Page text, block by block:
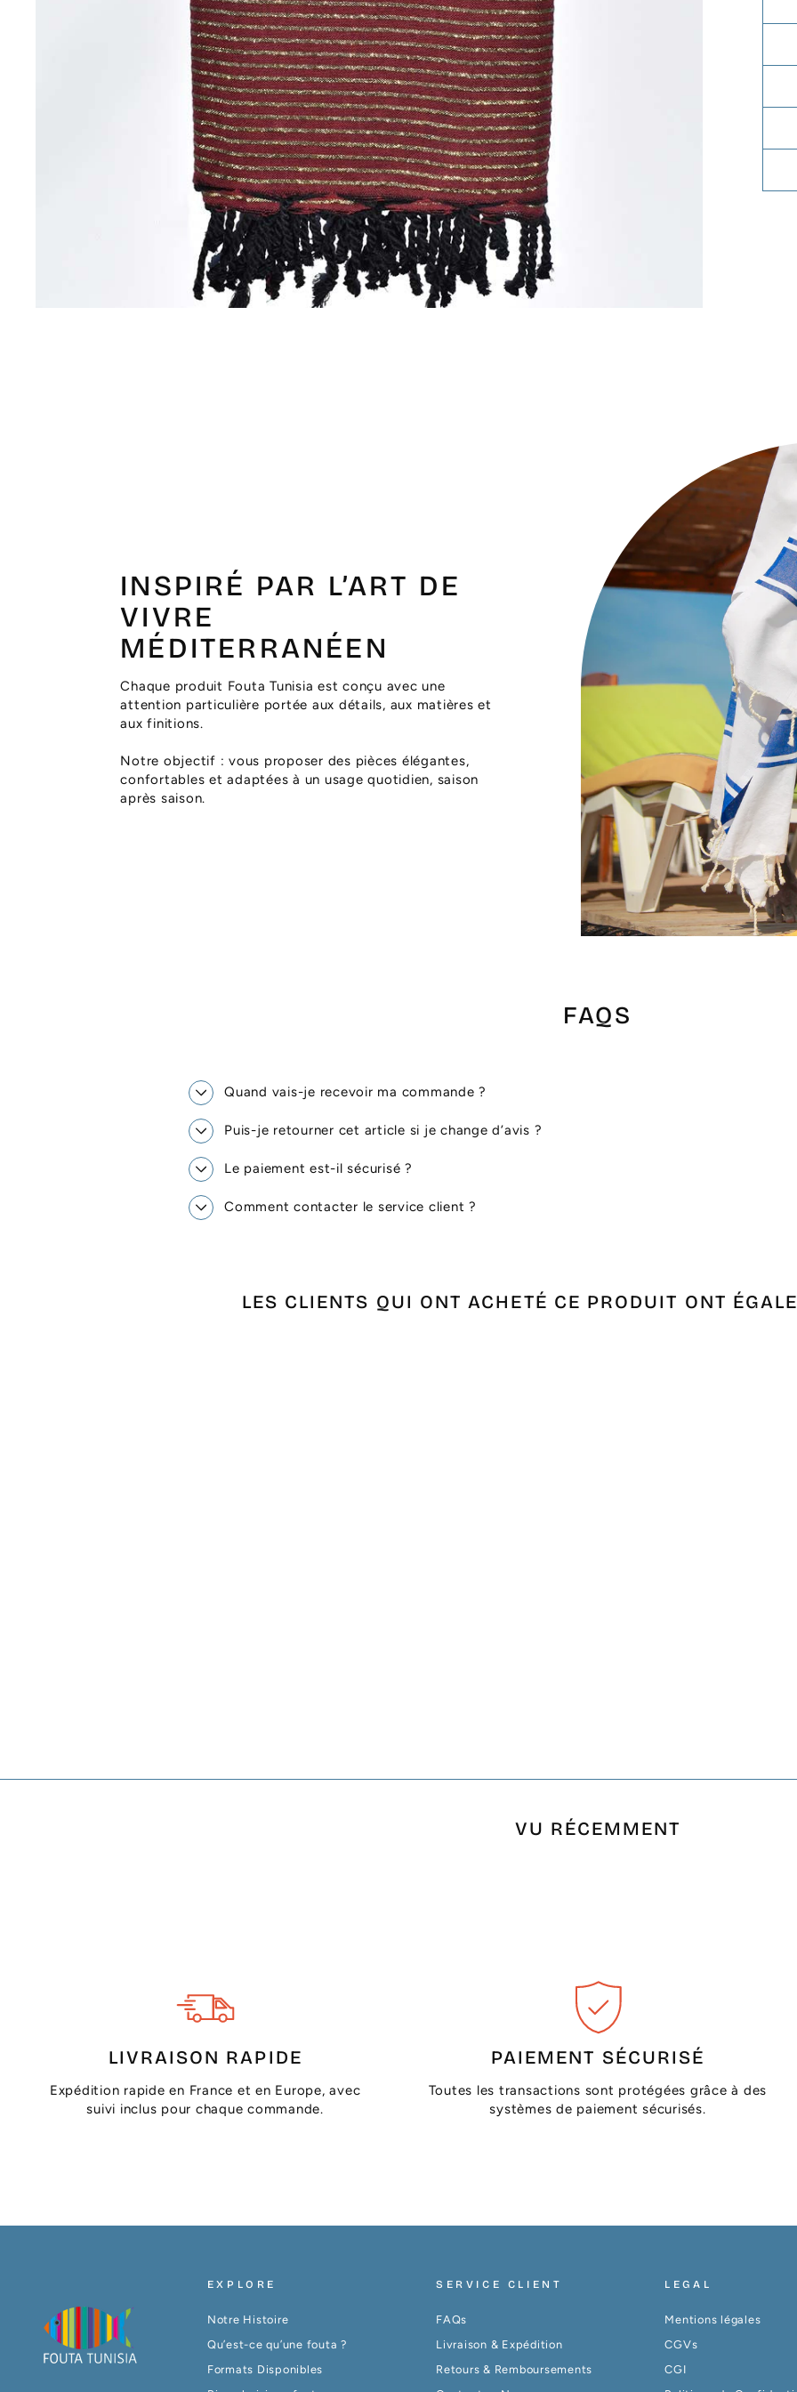
INSPIRÉ PAR L’ART DE
VIVRE
MÉDITERRANÉEN
Chaque produit Fouta Tunisia est conçu avec une
attention particulière portée aux détails, aux matières et
aux finitions.
Notre objectif : vous proposer des pièces élégantes,
confortables et adaptées à un usage quotidien, saison
après saison.
FAQS
Quand vais-je recevoir ma commande ?
Puis-je retourner cet article si je change d’avis ?
Le paiement est-il sécurisé ?
Comment contacter le service client ?
LES CLIENTS QUI ONT ACHETÉ CE PRODUIT ONT
VU RÉCEMMENT
LIVRAISON RAPIDE
Expédition rapide en France et en Europe, avec
suivi inclus pour chaque commande.
PAIEMENT SÉCURISÉ
Toutes les transactions sont protégées grâce à des
systèmes de paiement sécurisés.
EXPLORE
Notre Histoire
Qu’est-ce qu’une fouta ?
Formats Disponibles
SERVICE CLIENT
FAQs
Livraison & Expédition
Retours & Remboursements
LEGAL
Mentions légales
CGVs
CGI